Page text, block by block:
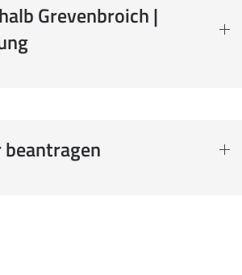
Grevenbroich |
beantragen